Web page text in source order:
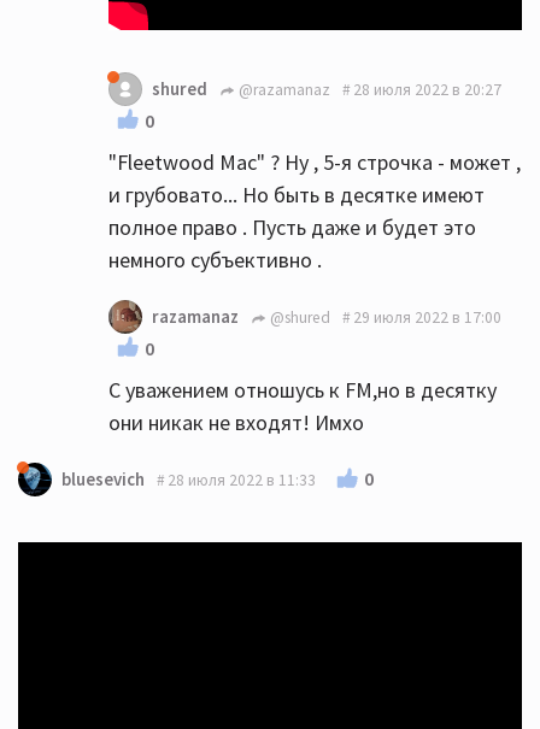
shured @razamanaz 28 июля 2022 в 20:27
0
"Fleetwood Mac" ? Ну , 5-я строчка - может ,
и грубовато... Но быть в десятке имеют
полное право . Пусть даже и будет это
немного субъективно .
razamanaz @shured 29 июля 2022 в 17:00
0
С уважением отношусь к FM,но в десятку
они никак не входят! Имхо
bluesevich 28 июля 2022 в 11:33 0